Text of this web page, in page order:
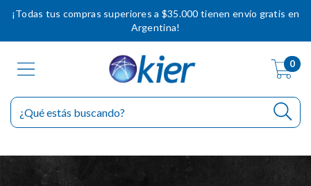
¡Todas tus compras superiores a $35.000 tienen envío gratis en
Argentina!
0